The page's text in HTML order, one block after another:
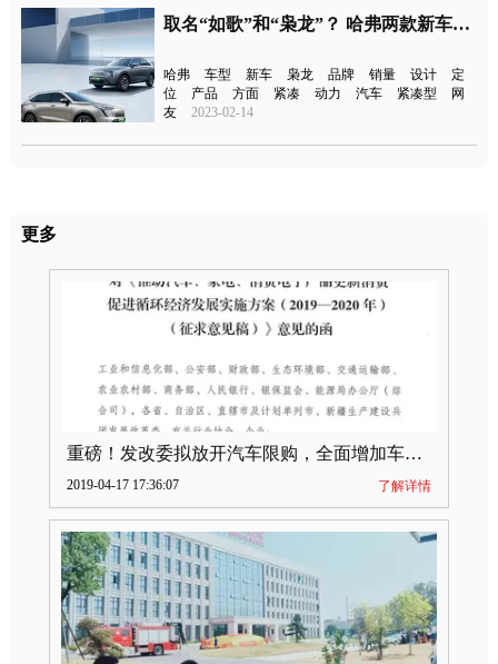
取名“如歌”和“枭龙”？ 哈弗两款新车官图/申报图曝光
哈弗 车型 新车 枭龙 品牌 销量 设计
定
位
产品 方面 紧凑 动力 汽车 紧凑型
网
友
2023-02-14
更多
重磅！发改委拟放开汽车限购，全面增加车牌指标
2019-04-17 17:36:07 了解详情